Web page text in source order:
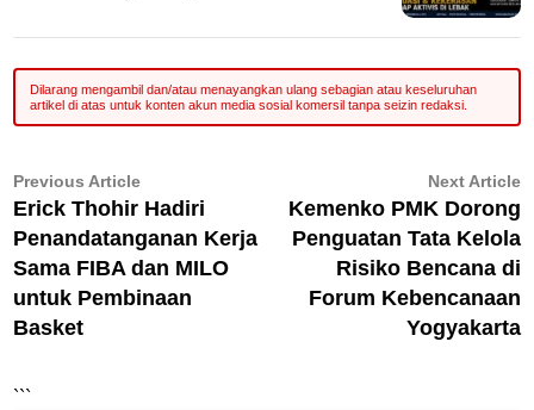
Navigasi
pos
Previous ArticlePrevious
article:
Erick Thohir Hadiri
Penandatanganan Kerja
Sama FIBA dan MILO
untuk Pembinaan
Basket
Next Article
Kemenko PMK Dorong
Penguatan Tata Kelola
Risiko Bencana di
Forum Kebencanaan
Yogyakarta
```